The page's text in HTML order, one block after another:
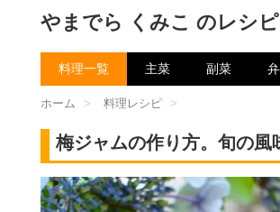
やまでら くみこ のレシピ
料理一覧 主菜 副菜
ホーム > 料理レシピ >
梅ジャムの作り方。旬の